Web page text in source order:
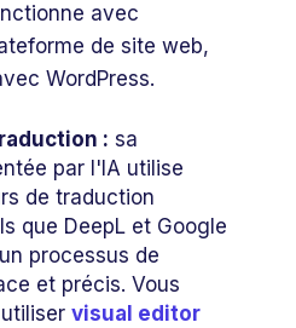
avec
de site web,
WordPress.
: sa
par l'IA utilise
de traduction
que DeepL et Google
processus de
et précis. Vous
visual editor